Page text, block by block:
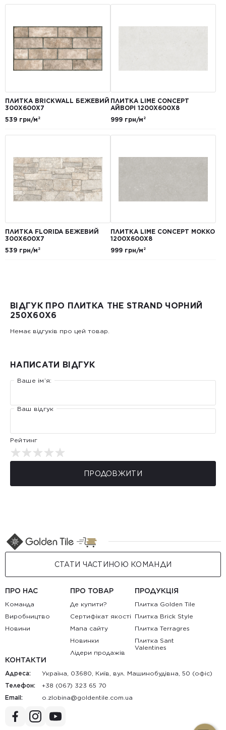
ПЛИТКА BRICKWALL БЕЖЕВИЙ
300Х600Х7
539 грн/м²
ПЛИТКА LIME CONCEPT
АЙВОРІ 1200Х600Х8
999 грн/м²
ПЛИТКА FLORIDA БЕЖЕВИЙ
300Х600Х7
539 грн/м²
ПЛИТКА LIME CONCEPT МОККО
1200Х600Х8
999 грн/м²
ВІДГУК ПРО ПЛИТКА THE STRAND ЧОРНИЙ
250Х60Х6
Немає відгуків про цей товар.
НАПИСАТИ ВІДГУК
Ваше ім’я:
Ваш відгук
Рейтинг
ПРОДОВЖИТИ
СТАТИ ЧАСТИНОЮ КОМАНДИ
ПРО НАС
Команда
Виробництво
Новини
ПРО ТОВАР
Де купити?
Сертифікат якості
Мапа сайту
Новинки
Лідери продажів
ПРОДУКЦІЯ
Плитка Golden Tile
Плитка Brick Style
Плитка Terragres
Плитка Sant
Valentines
КОНТАКТИ
Адреса:
Україна, 03680, Київ, вул. Машинобудівна, 50 (офіс)
Телефон:
+38 (067) 323 65 70
Email:
au.moc.elitnedlog@anibolz.o